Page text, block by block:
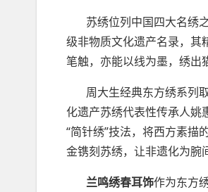
苏绣位列中国四大名绣之
级非物质文化遗产名录，其
笔触，亦能以线为墨，绣出
周大生经典东方绣系列取
化遗产苏绣代表性传承人姚
“简针绣”技法，将西方素描
金镌刻苏绣，让非遗化为腕
兰鸣绣春耳饰作为东方